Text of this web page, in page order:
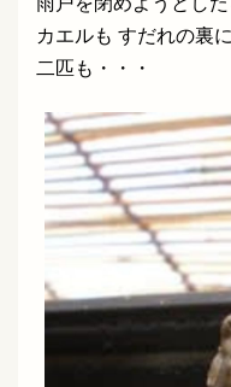
カエルも すだれの裏
二匹も・・・